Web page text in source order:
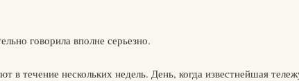
говорила вполне серьезно.
в течение нескольких недель. День, когда известнейшая